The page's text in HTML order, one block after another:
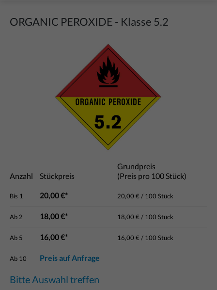
ORGANIC PEROXIDE - Klasse 5.2
Anzahl Stückpreis
Grundpreis
(Preis pro 100 Stück)
Bis 1 20,00 €* 20,00 € / 100 Stück
Ab 2 18,00 €* 18,00 € / 100 Stück
Ab 5 16,00 €* 16,00 € / 100 Stück
Ab 10 Preis auf Anfrage
Bitte Auswahl treffen